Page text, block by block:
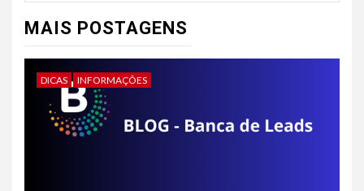
MAIS POSTAGENS
DICAS INFORMAÇÕES